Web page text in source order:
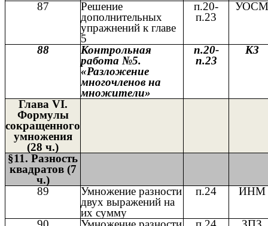
87
Решение
дополнительных
упражнений к главе
5
п.20-
п.23
УОСМ
88
Контрольная
работа №5.
«Разложение
многочленов на
множители»
п.20-
п.23
КЗ
Глава VI.
Формулы
сокращенного
умножения
(28 ч.)
§11. Разность
квадратов (7
ч.)
89
Умножение разности
двух выражений на
их сумму
п.24 ИНМ